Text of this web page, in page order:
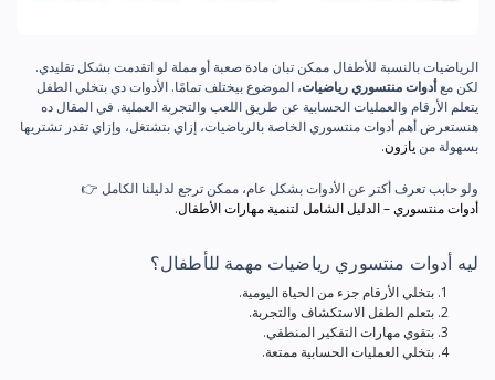
الرياضيات بالنسبة للأطفال ممكن تبان مادة صعبة أو مملة لو اتقدمت بشكل تقليدي.
لكن معأدوات منتسوري رياضيات، الموضوع بيختلف تمامًا. الأدوات دي بتخلي الطفل
يتعلم الأرقام والعمليات الحسابية عن طريق اللعب والتجربة العملية. في المقال ده
هنستعرض أهم أدوات منتسوري الخاصة بالرياضيات، إزاي بتشتغل، وإزاي تقدر تشتريها
بسهولة من يازون.
ولو حابب تعرف أكتر عن الأدوات بشكل عام، ممكن ترجع لدليلنا الكامل 👉
أدوات منتسوري – الدليل الشامل لتنمية مهارات الأطفال.
ليه أدوات منتسوري رياضيات مهمة للأطفال؟
بتخلي الأرقام جزء من الحياة اليومية.
بتعلم الطفل الاستكشاف والتجربة.
بتقوي مهارات التفكير المنطقي.
بتخلي العمليات الحسابية ممتعة.